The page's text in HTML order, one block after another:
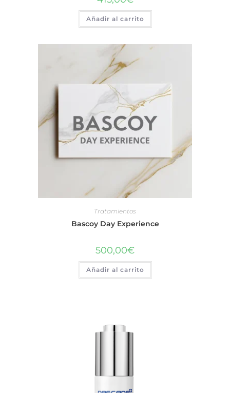
Añadir al carrito
Tratamientos
Bascoy Day Experience
500,00€
Añadir al carrito